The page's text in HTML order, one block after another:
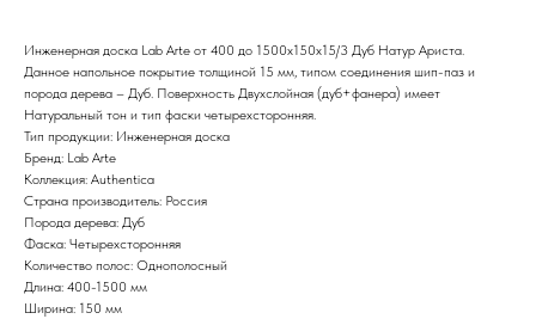
Инженерная доска Lab Arte от 400 до 1500х150х15/3 Дуб Натур Ариста.
Данное напольное покрытие толщиной 15 мм, типом соединения шип-паз и
порода дерева – Дуб. Поверхность Двухслойная (дуб+фанера) имеет
Натуральный тон и тип фаски четырехсторонняя.
Тип продукции: Инженерная доска
Бренд: Lab Arte
Коллекция: Authentica
Страна производитель: Россия
Порода дерева: Дуб
Фаска: Четырехсторонняя
Количество полос: Однополосный
Длина: 400-1500 мм
Ширина: 150 мм